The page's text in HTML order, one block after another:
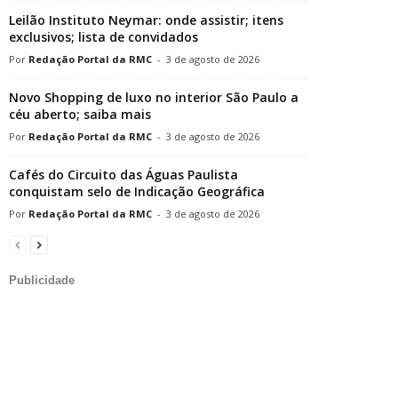
Leilão Instituto Neymar: onde assistir; itens
exclusivos; lista de convidados
Redação Portal da RMC - 3 de agosto de 2026
Novo Shopping de luxo no interior São Paulo a
céu aberto; saiba mais
Redação Portal da RMC - 3 de agosto de 2026
Cafés do Circuito das Águas Paulista
conquistam selo de Indicação Geográfica
Redação Portal da RMC - 3 de agosto de 2026
Publicidade